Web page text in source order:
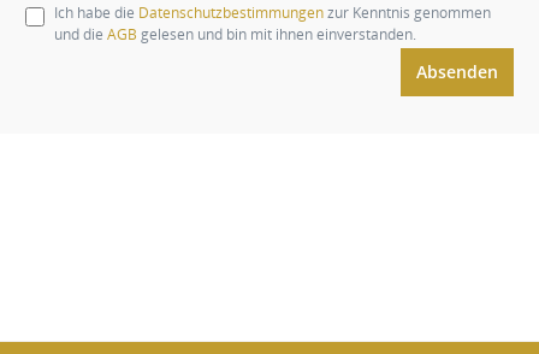
Ich habe die Datenschutzbestimmungenzur Kenntnis genommen
und die AGB gelesen und bin mit ihnen einverstanden.
Absenden